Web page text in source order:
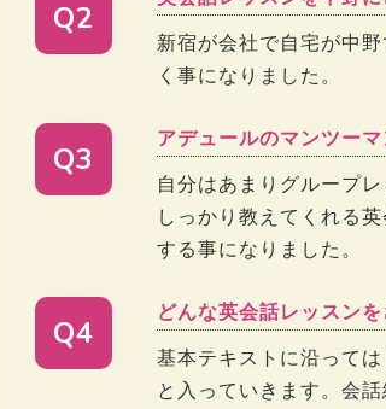
Q2
新宿が会社で自宅が中
く事になりました。
Q3
アデュールのマンツー
自分はあまりグループ
しっかり教えてくれる
する事になりました。
Q4
どんな英会話レッスン
基本テキストに沿って
と入っていきます。会